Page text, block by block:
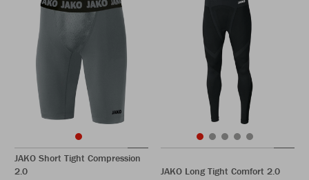
JAKO Short Tight Compression
2.0
JAKO Long Tight Comfort 2.0